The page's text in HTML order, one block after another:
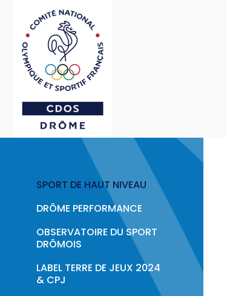
Passer au contenu principal
> Le Sport en
Politique
Éducation &
Sport & Santé
Formations &
SPORT DE HAUT NIVEAU
DRÔME PERFORMANCE
OBSERVATOIRE DU SPORT
DRÔMOIS
LABEL TERRE DE JEUX 2024
& CPJ